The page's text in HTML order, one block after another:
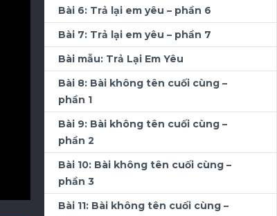
Bài 6: Trả lại em yêu – phần 6
Bài 7: Trả lại em yêu – phần 7
Bài mẫu: Trả Lại Em Yêu
Bài 8: Bài không tên cuối cùng –
phần 1
Bài 9: Bài không tên cuối cùng –
phần 2
Bài 10: Bài không tên cuối cùng –
phần 3
Bài 11: Bài không tên cuối cùng –